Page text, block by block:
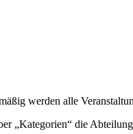
werden alle
„Kategorien“ die